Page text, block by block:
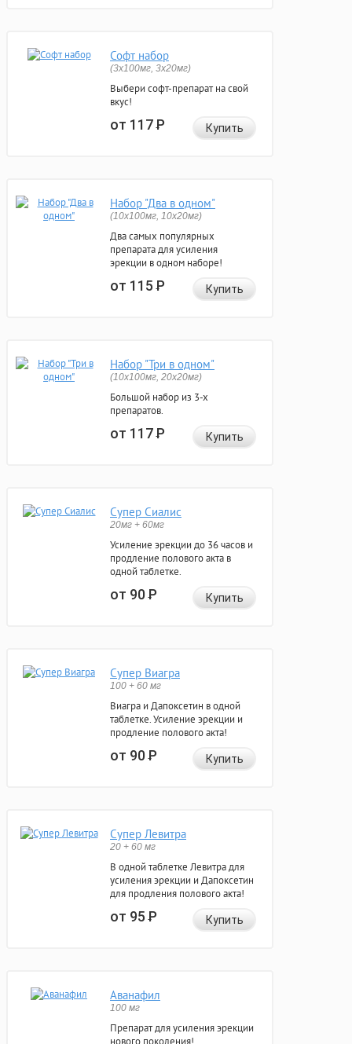
Софт набор
(3x100мг, 3x20мг)
Выбери софт-препарат на свой
вкус!
от 117Р Купить
Набор "Два в одном"
(10x100мг, 10x20мг)
Два самых популярных
препарата для усиления
эрекции в одном наборе!
от 115Р Купить
Набор "Три в одном"
(10x100мг, 20x20мг)
Большой набор из 3-х
препаратов.
от 117Р Купить
Супер Сиалис
20мг + 60мг
Усиление эрекции до 36 часов и
продление полового акта в
одной таблетке.
от 90Р Купить
Супер Виагра
100 + 60 мг
Виагра и Дапоксетин в одной
таблетке. Усиление эрекции и
продление полового акта!
от 90Р Купить
Супер Левитра
20 + 60 мг
В одной таблетке Левитра для
усиления эрекции и Дапоксетин
для продления полового акта!
от 95Р Купить
Аванафил
100 мг
Препарат для усиления эрекции